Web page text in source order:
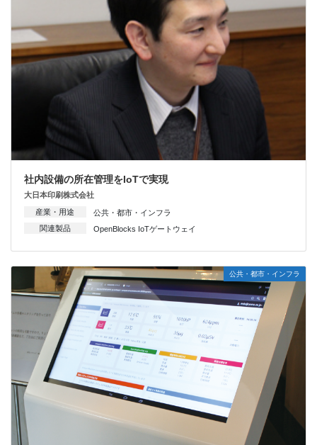
社内設備の所在管理をIoTで実現
大日本印刷株式会社
産業・用途
公共・都市・インフラ
関連製品
OpenBlocks IoTゲートウェイ
公共・都市・インフラ